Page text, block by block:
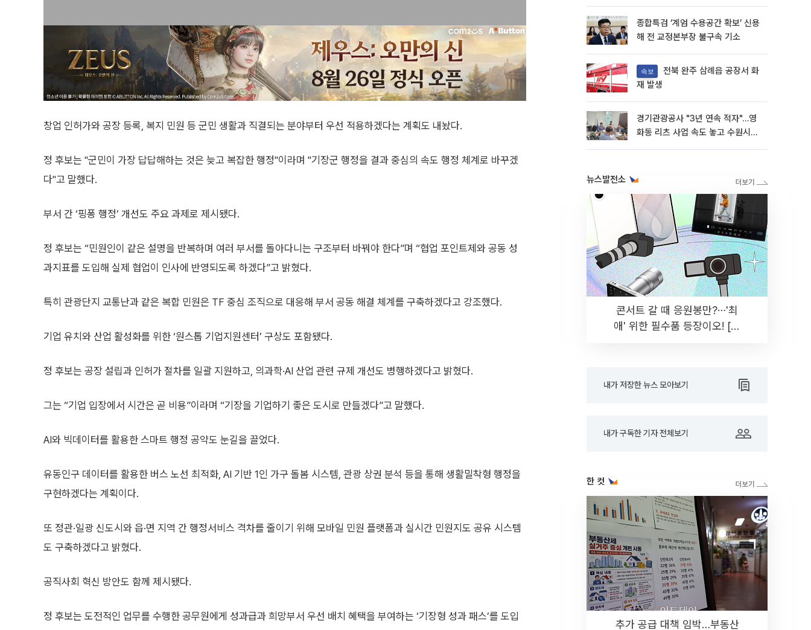
창업 인허가와 공장 등록, 복지 민원 등 군민 생활과 직결되는 분야부터 우선 적용하겠다는 계획도 내놨다.
정 후보는 "군민이 가장 답답해하는 것은 늦고 복잡한 행정"이라며 "기장군 행정을 결과 중심의 속도 행정 체계로 바꾸겠
다"고 말했다.
부서 간 ‘핑퐁 행정’ 개선도 주요 과제로 제시됐다.
정 후보는 “민원인이 같은 설명을 반복하며 여러 부서를 돌아다니는 구조부터 바꿔야 한다”며 “협업 포인트제와 공동 성
과지표를 도입해 실제 협업이 인사에 반영되도록 하겠다”고 밝혔다.
특히 관광단지 교통난과 같은 복합 민원은 TF 중심 조직으로 대응해 부서 공동 해결 체계를 구축하겠다고 강조했다.
기업 유치와 산업 활성화를 위한 ‘원스톱 기업지원센터’ 구상도 포함됐다.
정 후보는 공장 설립과 인허가 절차를 일괄 지원하고, 의과학·AI 산업 관련 규제 개선도 병행하겠다고 밝혔다.
그는 “기업 입장에서 시간은 곧 비용”이라며 “기장을 기업하기 좋은 도시로 만들겠다”고 말했다.
AI와 빅데이터를 활용한 스마트 행정 공약도 눈길을 끌었다.
유동인구 데이터를 활용한 버스 노선 최적화, AI 기반 1인 가구 돌봄 시스템, 관광 상권 분석 등을 통해 생활밀착형 행정을
구현하겠다는 계획이다.
또 정관·일광 신도시와 읍·면 지역 간 행정서비스 격차를 줄이기 위해 모바일 민원 플랫폼과 실시간 민원지도 공유 시스템
도 구축하겠다고 밝혔다.
공직사회 혁신 방안도 함께 제시됐다.
정 후보는 도전적인 업무를 수행한 공무원에게 성과급과 희망부서 우선 배치 혜택을 부여하는 ‘기장형 성과 패스’를 도입
종합특검 ‘계엄 수용공간 확보’ 신용
해 전 교정본부장 불구속 기소
속보
재 발생
경기관광공사 "3년 연속 적자"…영
화동 리츠 사업 속도 놓고 수원시와
뉴스발전소
콘서트 갈 때 응원봉만?⋯'최
애' 위한 필수품 등장이오! [솔
내가 저장한 뉴스 모아보기
내가 구독한 기자 전체보기
한 컷
추가 공급 대책 임박…부동산